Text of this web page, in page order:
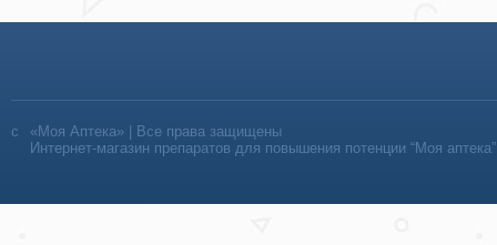
«Моя Аптека» | Все права защищены
Интернет-магазин препаратов для повышения потенции “Моя